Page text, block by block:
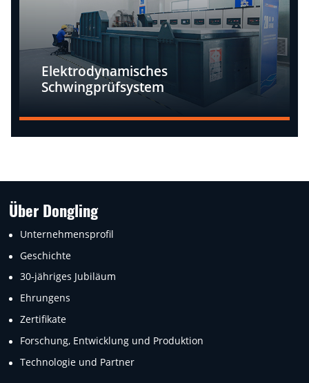
Elektrodynamisches
Schwingprüfsystem
Über Dongling
Unternehmensprofil
Geschichte
30-jähriges Jubiläum
Ehrungens
Zertifikate
Forschung, Entwicklung und Produktion
Technologie und Partner